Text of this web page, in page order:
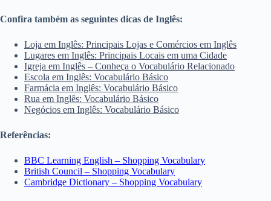
Confira também as seguintes dicas de Inglês:
Loja em Inglês: Principais Lojas e Comércios em Inglês
Lugares em Inglês: Principais Locais em uma Cidade
Igreja em Inglês – Conheça o Vocabulário Relacionado
Escola em Inglês: Vocabulário Básico
Farmácia em Inglês: Vocabulário Básico
Rua em Inglês: Vocabulário Básico
Negócios em Inglês: Vocabulário Básico
Referências:
BBC Learning English – Shopping Vocabulary
British Council – Shopping Vocabulary
Cambridge Dictionary – Shopping Vocabulary